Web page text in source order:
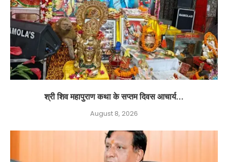
श्री शिव महापुराण कथा के सप्तम दिवस आचार्य...
August 8, 2026